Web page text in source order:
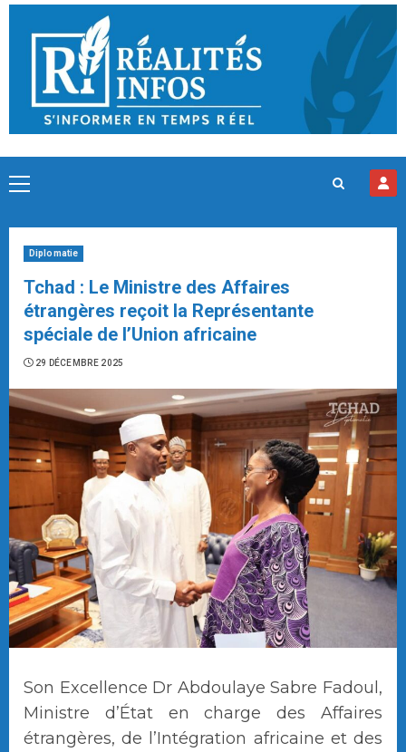
Skip
content
Primary
Diplomatie
Tchad : Le Ministre des Affaires
étrangères reçoit la Représentante
spéciale de l’Union africaine
29 DÉCEMBRE 2025
Son Excellence Dr Abdoulaye Sabre Fadoul,
Ministre d’État en charge des Affaires
étrangères, de l’Intégration africaine et des